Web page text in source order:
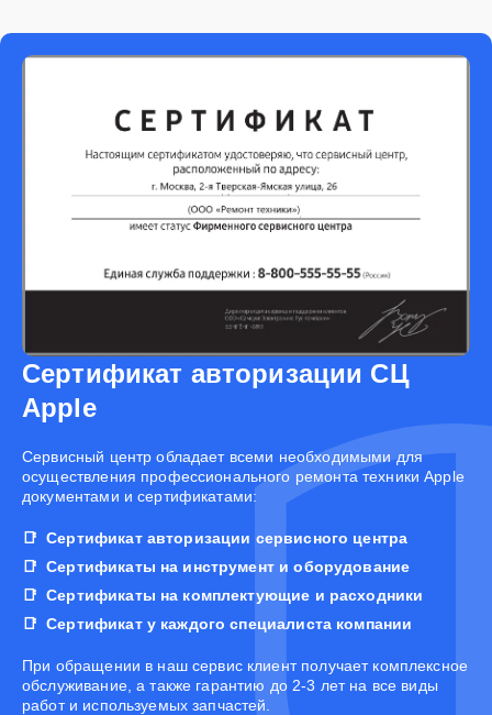
Сертификат авторизации СЦ
Apple
Cервисный центр обладает всеми необходимыми для
осуществления профессионального ремонта техники Apple
документами и сертификатами:
Сертификат авторизации сервисного центра
Сертификаты на инструмент и оборудование
Сертификаты на комплектующие и расходники
Сертификат у каждого специалиста компании
При обращении в наш сервис клиент получает комплексное
обслуживание, а также гарантию до 2-3 лет на все виды
работ и используемых запчастей.